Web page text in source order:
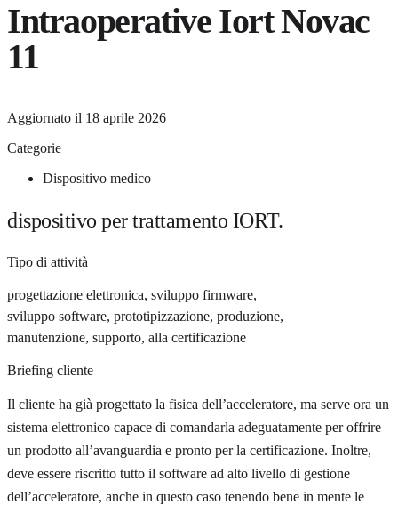
Intraoperative Iort Novac
11
Aggiornato il 18 aprile 2026
Categorie
Dispositivo medico
dispositivo per trattamento IORT.
Tipo di attività
progettazione elettronica, sviluppo firmware,
sviluppo software, prototipizzazione, produzione,
manutenzione, supporto, alla certificazione
Briefing cliente
Il cliente ha già progettato la fisica dell’acceleratore, ma serve ora un
sistema elettronico capace di comandarla adeguatamente per offrire
un prodotto all’avanguardia e pronto per la certificazione. Inoltre,
deve essere riscritto tutto il software ad alto livello di gestione
dell’acceleratore, anche in questo caso tenendo bene in mente le